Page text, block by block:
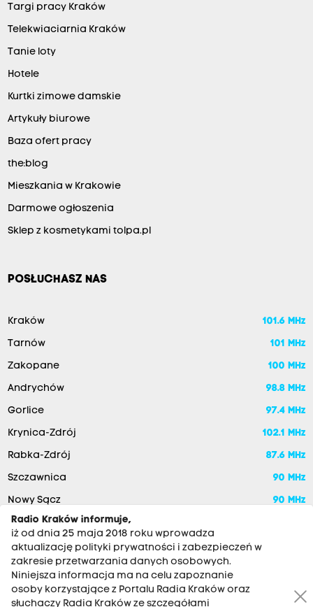
Targi pracy Kraków
Telekwiaciarnia Kraków
Tanie loty
Hotele
Kurtki zimowe damskie
Artykuły biurowe
Baza ofert pracy
the:blog
Mieszkania w Krakowie
Darmowe ogłoszenia
Sklep z kosmetykami tolpa.pl
POSŁUCHASZ NAS
Kraków 101.6 MHz
Tarnów 101 MHz
Zakopane 100 MHz
Andrychów 98.8 MHz
Gorlice 97.4 MHz
Krynica-Zdrój 102.1 MHz
Rabka-Zdrój 87.6 MHz
Szczawnica 90 MHz
Nowy Sącz
90 MHz
Radio Kraków informuje,
iż od dnia 25 maja 2018 roku wprowadza
aktualizację polityki prywatności i zabezpieczeń w
zakresie przetwarzania danych osobowych.
Niniejsza informacja ma na celu zapoznanie
osoby korzystające z Portalu Radia Kraków oraz
słuchaczy Radia Kraków ze szczegółami